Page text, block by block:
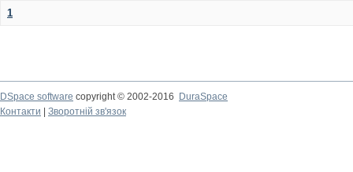
1
DSpace software copyright © 2002-2016
DuraSpace
Контакти
Зворотній зв'язок